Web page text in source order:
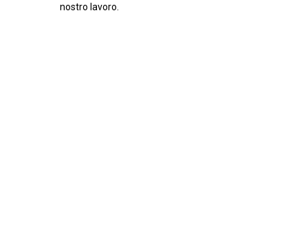
nostro lavoro.